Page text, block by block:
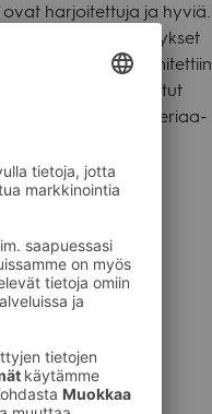
ovat har­joi­tet­tuja ja hyviä.
oli kor­kea. Esi­tyk­set
Esiin­ty­mi­sissä kiin­ni­tet­tiin
edellä mai­ni­tut
hyviä ääni­ma­te­ri­aa­